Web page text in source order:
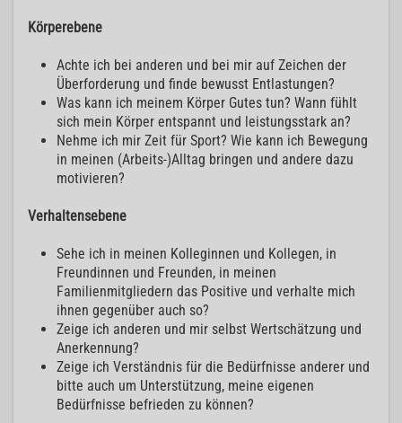
Körperebene
Achte ich bei anderen und bei mir auf Zeichen der
Überforderung und finde bewusst Entlastungen?
Was kann ich meinem Körper Gutes tun? Wann fühlt
sich mein Körper entspannt und leistungsstark an?
Nehme ich mir Zeit für Sport? Wie kann ich Bewegung
in meinen (Arbeits-)Alltag bringen und andere dazu
motivieren?
Verhaltensebene
Sehe ich in meinen Kolleginnen und Kollegen, in
Freundinnen und Freunden, in meinen
Familienmitgliedern das Positive und verhalte mich
ihnen gegenüber auch so?
Zeige ich anderen und mir selbst Wertschätzung und
Anerkennung?
Zeige ich Verständnis für die Bedürfnisse anderer und
bitte auch um Unterstützung, meine eigenen
Bedürfnisse befrieden zu können?